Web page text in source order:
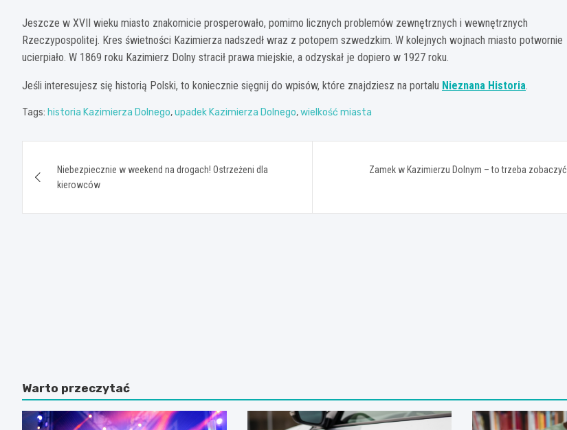
Jeszcze w XVII wieku miasto znakomicie prosperowało, pomimo licznych problemów zewnętrznych i wewnętrznych
Rzeczypospolitej. Kres świetności Kazimierza nadszedł wraz z potopem szwedzkim. W kolejnych wojnach miasto potwornie
ucierpiało. W 1869 roku Kazimierz Dolny stracił prawa miejskie, a odzyskał je dopiero w 1927 roku.
Jeśli interesujesz się historią Polski, to koniecznie sięgnij do wpisów, które znajdziesz na portalu Nieznana Historia.
Tags: historia Kazimierza Dolnego,upadek Kazimierza Dolnego,wielkość miasta
wpisuNiebezpiecznie w weekend na drogach! Ostrzeżeni dla
kierowców
Zamek w Kazimierzu Dolnym – to trzeba zobaczyć
Warto przeczytać